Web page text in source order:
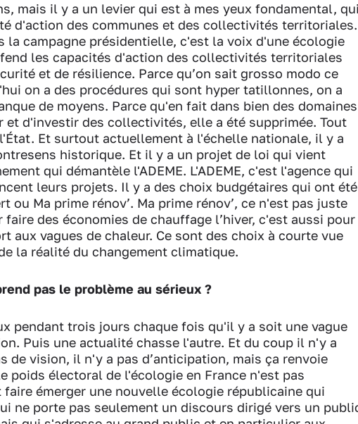
mais il y a un levier qui est à mes yeux fondamental,
d'action des communes et des collectivités territoriales.
la campagne présidentielle, c'est la voix d'une écologie
les capacités d'action des collectivités territoriales
et de résilience. Parce qu’on sait grosso modo ce
on a des procédures qui sont hyper tatillonnes, on a
de moyens. Parce qu'en fait dans bien des domaines
et d'investir des collectivités, elle a été supprimée. Tout
Et surtout actuellement à l'échelle nationale, il y a
historique. Et il y a un projet de loi qui vient
qui démantèle l'ADEME. L'ADEME, c'est l'agence qui
leurs projets. Il y a des choix budgétaires qui ont été
ou Ma prime rénov’. Ma prime rénov’, ce n'est pas juste
des économies de chauffage l’hiver, c'est aussi pour
aux vagues de chaleur. Ce sont des choix à courte vue
la réalité du changement climatique.
pas le problème au sérieux ?
pendant trois jours chaque fois qu'il y a soit une vague
Puis une actualité chasse l'autre. Et du coup il n'y a
de vision, il n'y a pas d’anticipation, mais ça renvoie
poids électoral de l'écologie en France n'est pas
émerger une nouvelle écologie républicaine qui
ne porte pas seulement un discours dirigé vers un